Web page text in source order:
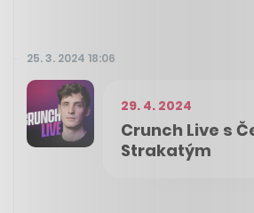
25. 3. 2024 18:06
29. 4. 2024
Crunch Live s
Strakatým